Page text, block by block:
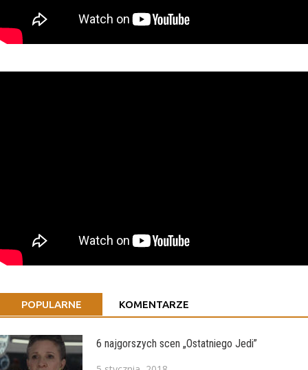
POPULARNE KOMENTARZE
6 najgorszych scen „Ostatniego Jedi”